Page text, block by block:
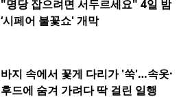
"명당 잡으려면 서두르세요" 4일 밤
‘시페어 불꽃쇼' 개막
바지 속에서 꽃게 다리가 '쑥'…속옷·
후드에 숨겨 가려다 딱 걸린 일행